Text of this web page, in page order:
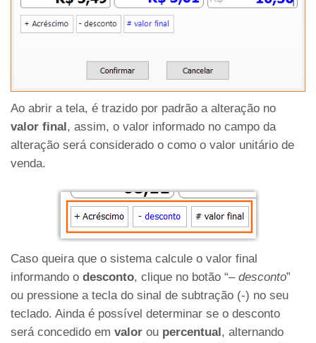
Ao abrir a tela, é trazido por padrão a alteração no
valor final, assim, o valor informado no campo da
alteração será considerado o como o valor unitário de
venda.
Caso queira que o sistema calcule o valor final
informando o desconto, clique no botão “– desconto”
ou pressione a tecla do sinal de subtração (-) no seu
teclado. Ainda é possível determinar se o desconto
será concedido em valor ou percentual, alternando